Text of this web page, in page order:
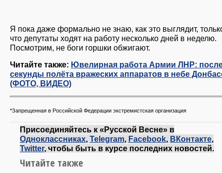
Я пока даже формально не знаю, как это выглядит,
что депутаты ходят на работу несколько дней в неделю.
Посмотрим, не боги горшки обжигают.
Читайте также: Ювелирная работа Армии ЛНР:
секунды полёта вражеских аппаратов в небе
(ФОТО, ВИДЕО)
*Запрещенная в Российской Федерации экстремистская организация
Присоединяйтесь к «Русской Весне» в
Одноклассниках, Telegram, Facebook, ВКонтакте,
Twitter, чтобы быть в курсе последних новостей.
Читайте также